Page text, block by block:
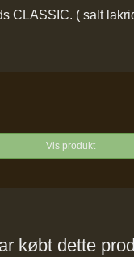
CLASSIC. ( salt
Vis produkt
købt dette